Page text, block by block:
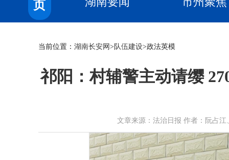
页
当前位置： 湖南长安网 > 队伍建设>政法英模
祁阳：村辅警主动请缨
文章来源：法治日报 作者：阮占江